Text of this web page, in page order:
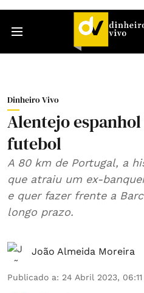
Dinheiro Vivo
Alentejo
futebol
A 80 km de Portugal, a
que atraiu um ex-
e quer fazer frente a
longo prazo.
João Almeida Moreira
Publicado a: 24 Abril 2023, 06:11